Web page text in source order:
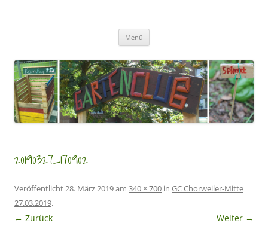
Menü
20190327_170902
Veröffentlicht28. März 2019am 340 × 700 in GC Chorweiler-Mitte
27.03.2019.
← Zurück Weiter →